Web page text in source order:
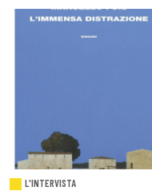
L'INTERVISTA